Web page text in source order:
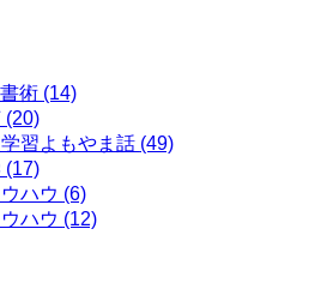
術 (14)
(20)
習よもやま話 (49)
(17)
ハウ (6)
ハウ (12)